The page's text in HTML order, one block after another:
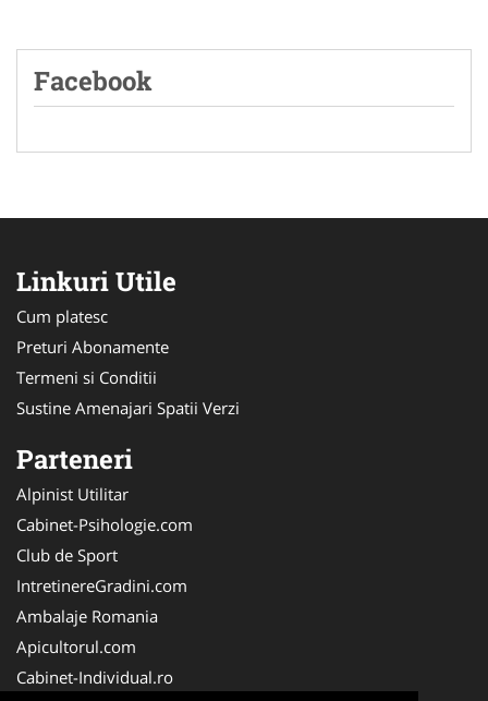
Facebook
Linkuri Utile
Cum platesc
Preturi Abonamente
Termeni si Conditii
Sustine Amenajari Spatii Verzi
Parteneri
Alpinist Utilitar
Cabinet-Psihologie.com
Club de Sport
IntretinereGradini.com
Ambalaje Romania
Apicultorul.com
Cabinet-Individual.ro